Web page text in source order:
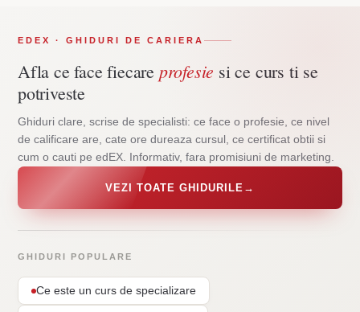
EDEX · GHIDURI DE CARIERA
Afla ce face fiecare profesie si ce curs ti se
potriveste
Ghiduri clare, scrise de specialisti: ce face o profesie, ce nivel
de calificare are, cate ore dureaza cursul, ce certificat obtii si
cum o cauti pe edEX. Informativ, fara promisiuni de marketing.
VEZI TOATE GHIDURILE →
GHIDURI POPULARE
Ce este un curs de specializare